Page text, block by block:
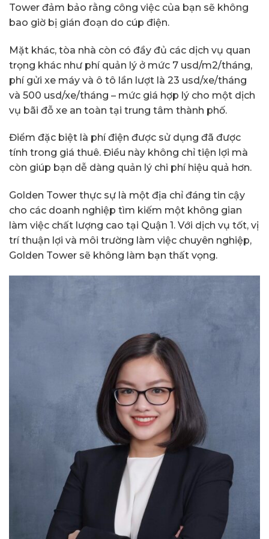
Tower đảm bảo rằng công việc của bạn sẽ không
bao giờ bị gián đoạn do cúp điện.
Mặt khác, tòa nhà còn có đầy đủ các dịch vụ quan
trọng khác như phí quản lý ở mức 7 usd/m2/tháng,
phí gửi xe máy và ô tô lần lượt là 23 usd/xe/tháng
và 500 usd/xe/tháng – mức giá hợp lý cho một dịch
vụ bãi đỗ xe an toàn tại trung tâm thành phố.
Điểm đặc biệt là phí điện được sử dụng đã được
tính trong giá thuê. Điều này không chỉ tiện lợi mà
còn giúp bạn dễ dàng quản lý chi phí hiệu quả hơn.
Golden Tower thực sự là một địa chỉ đáng tin cậy
cho các doanh nghiệp tìm kiếm một không gian
làm việc chất lượng cao tại Quận 1. Với dịch vụ tốt, vị
trí thuận lợi và môi trường làm việc chuyên nghiệp,
Golden Tower sẽ không làm bạn thất vọng.